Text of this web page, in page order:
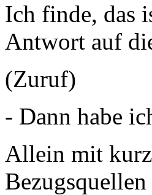
Ich finde, das
Antwort auf
(Zuruf)
- Dann habe
Allein mit